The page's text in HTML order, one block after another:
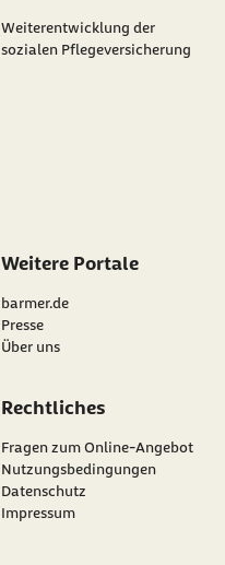
Weiterentwicklung der
sozialen Pflegeversicherung
Weitere Portale
barmer.de
Presse
Über uns
Rechtliches
Fragen zum Online-Angebot
Nutzungsbedingungen
Datenschutz
Impressum